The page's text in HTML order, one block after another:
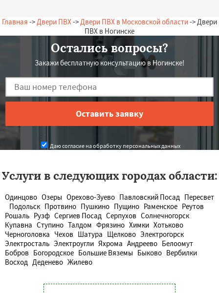
Главная -> Двери ПВХ -> Двери ПВХ в Московской области-> Двери
ПВХ в Ногинске
Остались вопросы?
Закажи бесплатную консультацию в Ногинске!
Даю согласие на обработку персональных данных
Услуги в следующих городах области:
Одинцово Озеры Орехово-Зуево Павловский Посад Пересвет
Подольск Протвино Пушкино Пущино Раменское Реутов
Рошаль Рузф Сергиев Посад Серпухов Солнечногорск
Купавна Ступино Талдом Фрязино Химки Хотьково
Черноголовка Чехов Шатура Щелково Электрогорск
Электросталь Электроугли Яхрома Андреево Белоомут
Бобров Богородское Большие Вяземы Быково Вербилки
Восход Деденево Жилево